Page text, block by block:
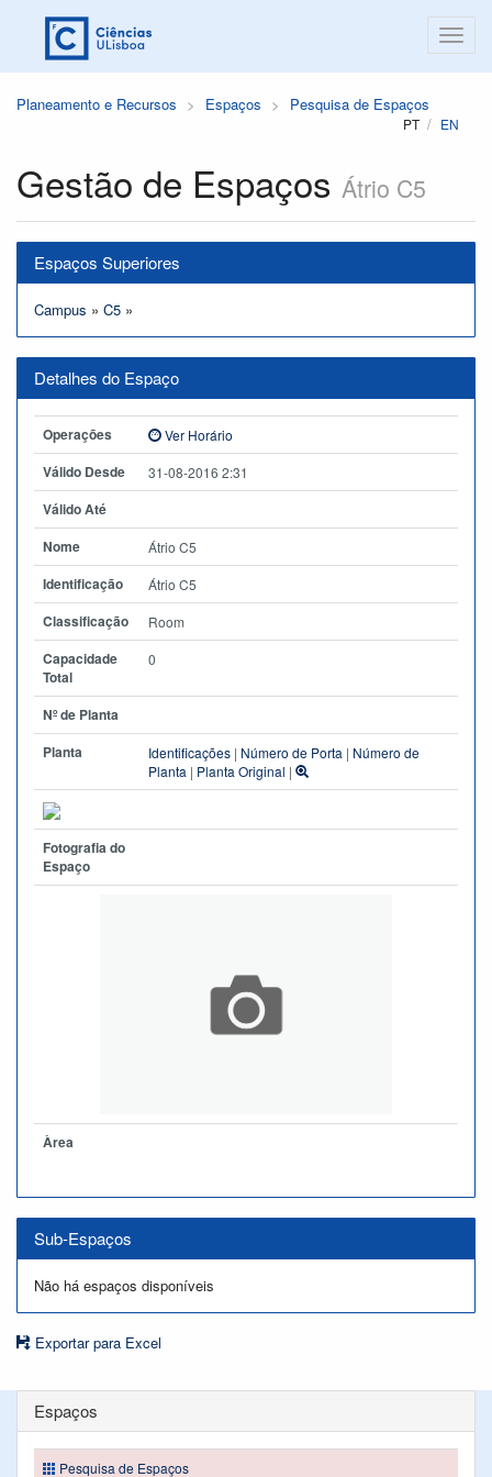
Planeamento e Recursos Espaços Pesquisa de Espaços
PT EN
Gestão de Espaços Átrio C5
Espaços Superiores
Campus » C5 »
Detalhes do Espaço
Operações Ver Horário
Válido Desde 31-08-2016 2:31
Válido Até
Nome
Átrio C5
Identificação Átrio C5
Classificação Room
Capacidade
Total
0
Nº de Planta
Planta
Identificações | Número de Porta | Número de
Planta | Planta Original |
Fotografia do
Espaço
Àrea
Sub-Espaços
Não há espaços disponíveis
Exportar para Excel
Espaços
Pesquisa de Espaços